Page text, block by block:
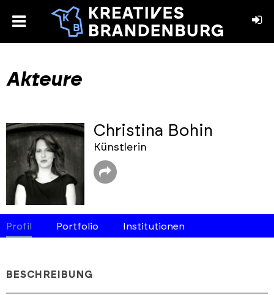
toggle
Akteure
Christina Bohin
Künstlerin
Profil Portfolio Institutionen
BESCHREIBUNG